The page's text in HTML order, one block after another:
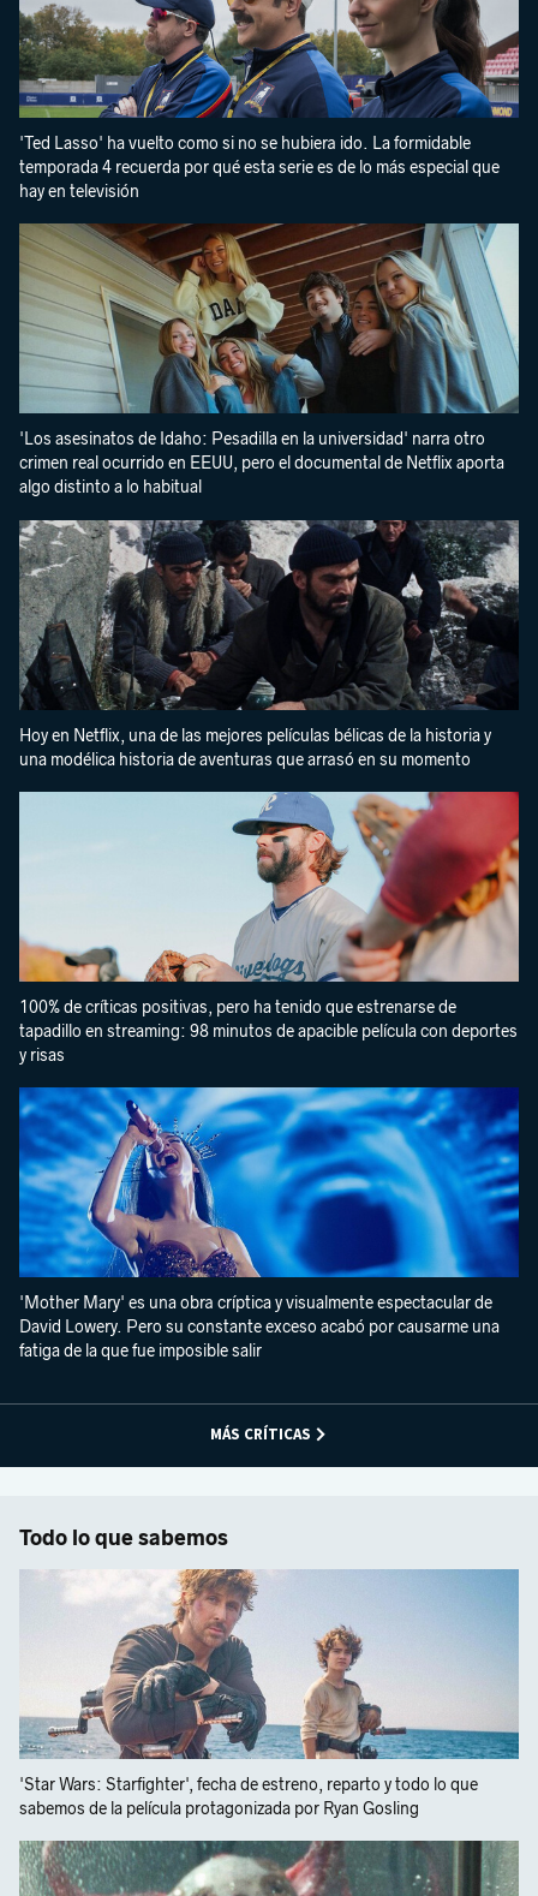
'Ted Lasso' ha vuelto como si no se hubiera ido. La formidable
temporada 4 recuerda por qué esta serie es de lo más especial que
hay en televisión
'Los asesinatos de Idaho: Pesadilla en la universidad' narra otro
crimen real ocurrido en EEUU, pero el documental de Netflix aporta
algo distinto a lo habitual
Hoy en Netflix, una de las mejores películas bélicas de la historia y
una modélica historia de aventuras que arrasó en su momento
100% de críticas positivas, pero ha tenido que estrenarse de
tapadillo en streaming: 98 minutos de apacible película con deportes
y risas
'Mother Mary' es una obra críptica y visualmente espectacular de
David Lowery. Pero su constante exceso acabó por causarme una
fatiga de la que fue imposible salir
MÁS CRÍTICAS
Todo lo que sabemos
'Star Wars: Starfighter', fecha de estreno, reparto y todo lo que
sabemos de la película protagonizada por Ryan Gosling